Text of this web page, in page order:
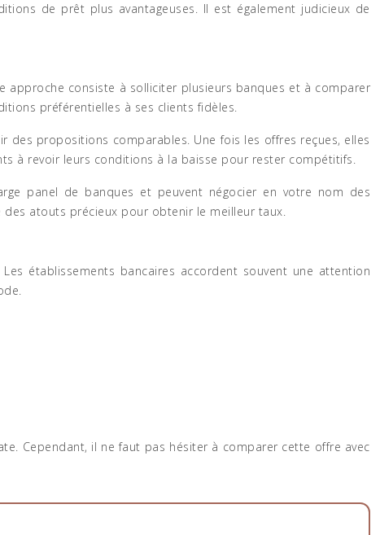
de prêt plus avantageuses. Il est également judicieux de
approche consiste à solliciter plusieurs banques et à comparer
préférentielles à ses clients fidèles.
propositions comparables. Une fois les offres reçues, elles
à revoir leurs conditions à la baisse pour rester compétitifs.
panel de banques et peuvent négocier en votre nom des
des atouts précieux pour obtenir le meilleur taux.
établissements bancaires accordent souvent une attention
Cependant, il ne faut pas hésiter à comparer cette offre avec